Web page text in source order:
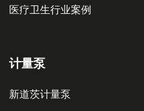
医疗卫生行业案例
计量泵
新道茨计量泵